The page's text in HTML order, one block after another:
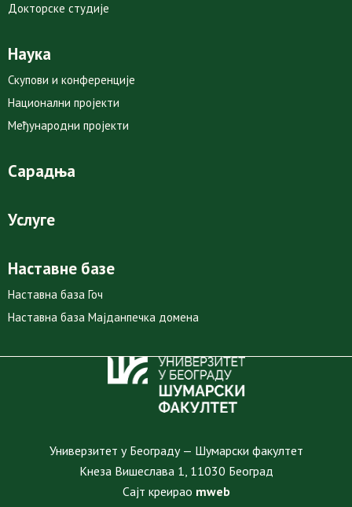
Докторске студије
Наука
Скупови и конференције
Национални пројекти
Међународни пројекти
Сарадња
Услуге
Наставне базе
Наставна база Гоч
Наставна база Мајданпечка домена
Универзитет у Београду — Шумарски факултет
Кнеза Вишеслава 1, 11030 Београд
Сајт креирао mweb